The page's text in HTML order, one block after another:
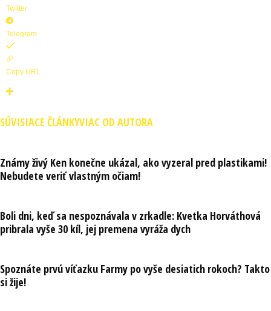
Twitter
Telegram
Copy URL
SÚVISIACE ČLÁNKYVIAC OD AUTORA
Známy živý Ken konečne ukázal, ako vyzeral pred plastikami!
Nebudete veriť vlastným očiam!
Boli dni, keď sa nespoznávala v zrkadle: Kvetka Horváthová
pribrala vyše 30 kíl, jej premena vyráža dych
Spoznáte prvú víťazku Farmy po vyše desiatich rokoch? Takto
si žije!